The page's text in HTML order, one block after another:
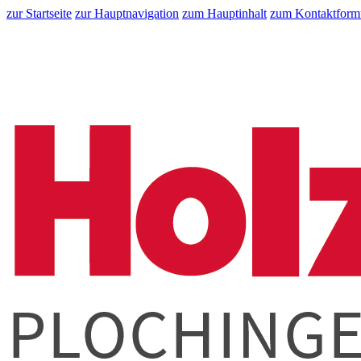
zur Startseite zur Hauptnavigation zum Hauptinhalt zum